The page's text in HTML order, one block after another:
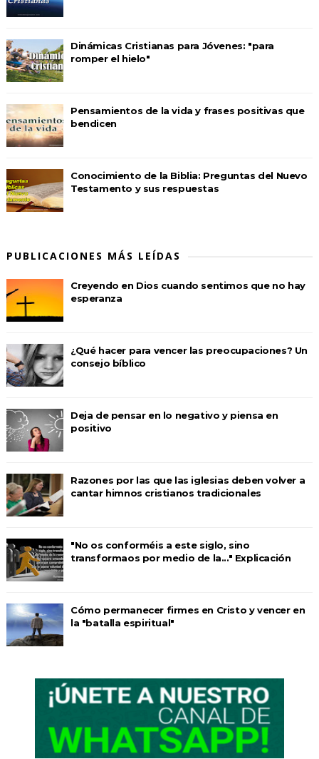
Dinámicas Cristianas para Jóvenes: "para
romper el hielo"
Pensamientos de la vida y frases positivas que
bendicen
Conocimiento de la Biblia: Preguntas del Nuevo
Testamento y sus respuestas
PUBLICACIONES MÁS LEÍDAS
Creyendo en Dios cuando sentimos que no hay
esperanza
¿Qué hacer para vencer las preocupaciones? Un
consejo bíblico
Deja de pensar en lo negativo y piensa en
positivo
Razones por las que las iglesias deben volver a
cantar himnos cristianos tradicionales
"No os conforméis a este siglo, sino
transformaos por medio de la..." Explicación
Cómo permanecer firmes en Cristo y vencer en
la "batalla espiritual"